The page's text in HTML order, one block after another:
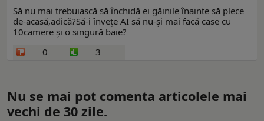
Să nu mai trebuiască să închidă ei găinile înainte să plece
de-acasă,adică?Să-i învețe AI să nu-și mai facă case cu
10camere și o singură baie?
0
3
Nu se mai pot comenta articolele mai
vechi de 30 zile.